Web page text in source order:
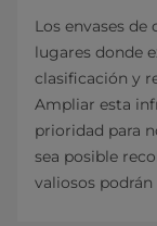
Los envases
lugares donde
clasificación y
Ampliar esta
prioridad para
sea posible
valiosos